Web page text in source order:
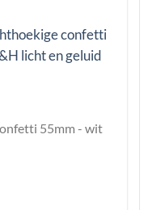
55mm - wit